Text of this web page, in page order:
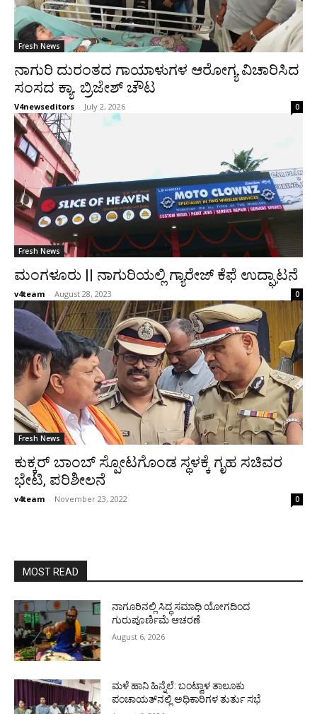
Fresh News
ನಾಗುರಿ ದುರಂತದ ಗಾಯಾಳುಗಳ ಆರೋಗ್ಯ ವಿಚಾರಿಸಿದ
ಸಂಸದ ಕ್ಯಾ. ಬ್ರಿಜೇಶ್ ಚೌಟ
V4newseditors - July 2, 2026 0
Fresh News
ಮಂಗಳೂರು || ನಾಗುರಿಯಲ್ಲಿ ಗ್ಯಾರೇಜ್ ಕೆಫೆ ಉದ್ಘಾಟನೆ
v4team - August 28, 2023 0
Fresh News
ಕುಕ್ಕರ್ ಬಾಂಬ್ ಸ್ಪೋಟಗೊಂಡ ಸ್ಥಳಕ್ಕೆ‌ ಗೃಹ ಸಚಿವರ‌
ಭೇಟಿ, ಪರಿಶೀಲನೆ
v4team - November 23, 2022 0
MOST READ
ನಾಗೂರಿನಲ್ಲಿ ಸಿದ್ಧ ಸಮಾಧಿ ಯೋಗದಿಂದ
ಗುರುಪೂರ್ಣಿಮೆ ಆಚರಣೆ
August 6, 2026
ಮಳೆ ಹಾನಿ ಹಿನ್ನೆಲೆ: ಬಂಟ್ವಾಳ ತಾಲೂಕು
ಪಂಚಾಯತ್‌ನಲ್ಲಿ ಅಧಿಕಾರಿಗಳ ತುರ್ತು ಸಭೆ